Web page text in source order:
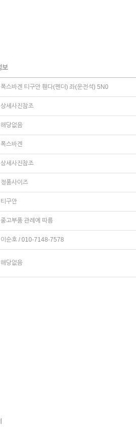
폭스바겐 티구안 휀다(펜더) 좌(운전석) 5N0
상세사진참조
해당없음
폭스바겐
상세사진참조
정품사이즈
티구안
중고부품 관례에 따름
이순호 / 010-7148-7578
해당없음